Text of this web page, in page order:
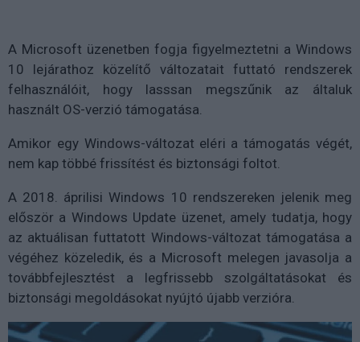
A Microsoft üzenetben fogja figyelmeztetni a Windows
10 lejárathoz közelítő változatait futtató rendszerek
felhasználóit, hogy lasssan megszűnik az általuk
használt OS-verzió támogatása.
Amikor egy Windows-változat eléri a támogatás végét,
nem kap többé frissítést és biztonsági foltot.
A 2018. áprilisi Windows 10 rendszereken jelenik meg
először a Windows Update üzenet, amely tudatja, hogy
az aktuálisan futtatott Windows-változat támogatása a
végéhez közeledik, és a Microsoft melegen javasolja a
továbbfejlesztést a legfrissebb szolgáltatásokat és
biztonsági megoldásokat nyújtó újabb verzióra.